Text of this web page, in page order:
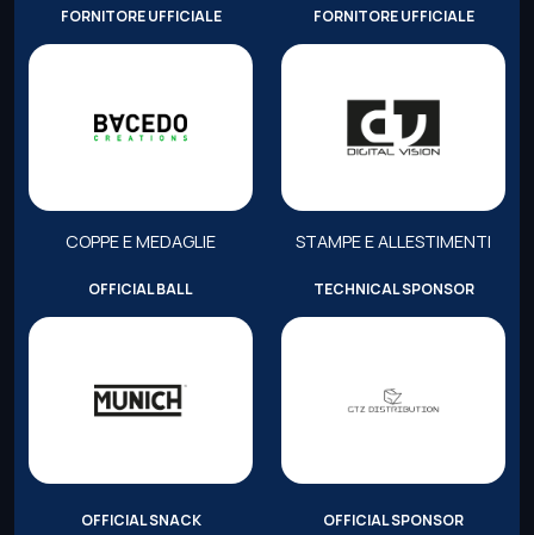
FORNITORE UFFICIALE
COPPE E MEDAGLIE
FORNITORE UFFICIALE
STAMPE E ALLESTIMENTI
OFFICIAL BALL TECHNICAL SPONSOR
OFFICIAL SNACK OFFICIAL SPONSOR